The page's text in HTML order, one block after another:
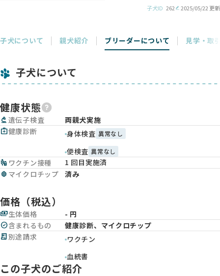
子犬ID 262 2025/05/22 更新
子犬について 親犬紹介 ブリーダーについて 見学・取
子犬について
健康状態
biotech 遺伝子検査
両親犬実施
medical_services健康診断 身体検査 異常なし
便検査 異常なし
vaccines ワクチン接種
1 回目実施済
memory マイクロチップ 済み
価格（税込）
payments生体価格
- 円
check_circle含まれるもの
健康診断、マイクロチップ
receipt_long別途請求
ワクチン
血統書
この子犬のご紹介